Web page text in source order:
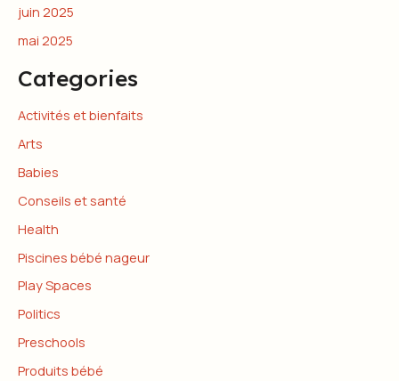
juin 2025
mai 2025
Categories
Activités et bienfaits
Arts
Babies
Conseils et santé
Health
Piscines bébé nageur
Play Spaces
Politics
Preschools
Produits bébé